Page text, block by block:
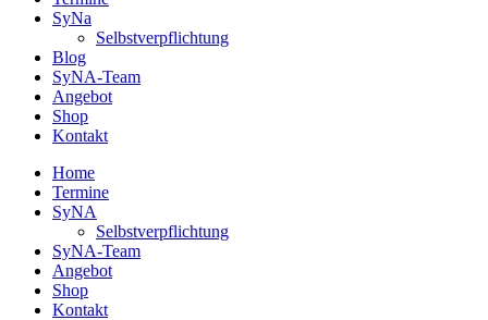
SyNa
Selbstverpflichtung
Blog
SyNA-Team
Angebot
Shop
Kontakt
Home
Termine
SyNA
Selbstverpflichtung
SyNA-Team
Angebot
Shop
Kontakt